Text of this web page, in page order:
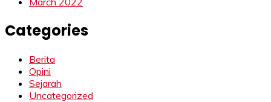
March 2022
Categories
Berita
Opini
Sejarah
Uncategorized